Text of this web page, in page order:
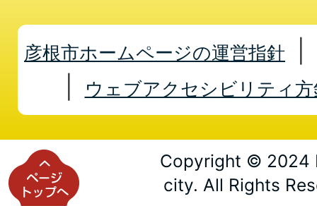
彦根市ホームページの運営指針
ウェブアクセシビリティ方
Copyright © 2024
city. All Rights